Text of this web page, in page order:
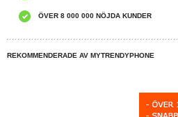
ÖVER 8 000 000 NÖJDA KUNDER
REKOMMENDERADE AV MYTRENDYPHONE